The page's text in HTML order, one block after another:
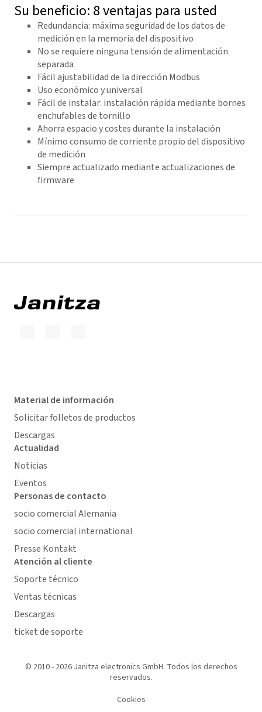
Su beneficio: 8 ventajas para usted
Redundancia: máxima seguridad de los datos de
medición en la memoria del dispositivo
No se requiere ninguna tensión de alimentación
separada
Fácil ajustabilidad de la dirección Modbus
Uso económico y universal
Fácil de instalar: instalación rápida mediante bornes
enchufables de tornillo
Ahorra espacio y costes durante la instalación
Mínimo consumo de corriente propio del dispositivo
de medición
Siempre actualizado mediante actualizaciones de
firmware
Material de información
Solicitar folletos de productos
Descargas
Actualidad
Noticias
Eventos
Personas de contacto
socio comercial Alemania
socio comercial international
Presse Kontakt
Atención al cliente
Soporte técnico
Ventas técnicas
Descargas
ticket de soporte
© 2010 - 2026 Janitza electronics GmbH. Todos los derechos
reservados.
Cookies